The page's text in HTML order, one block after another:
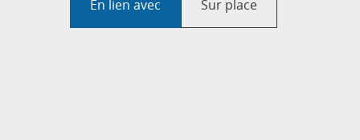
En lien avec Sur place